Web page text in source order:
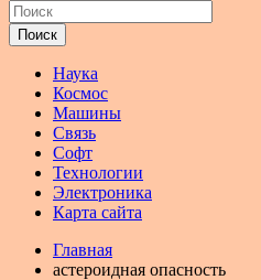
Поиск
Наука
Космос
Машины
Связь
Софт
Технологии
Электроника
Карта сайта
Главная
астероидная опасность